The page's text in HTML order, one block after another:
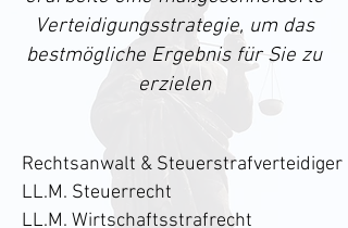
Verteidigungsstrategie, um das
bestmögliche Ergebnis für Sie zu
erzielen
Rechtsanwalt & Steuerstrafverteidiger
LL.M. Steuerrecht
LL.M. Wirtschaftsstrafrecht